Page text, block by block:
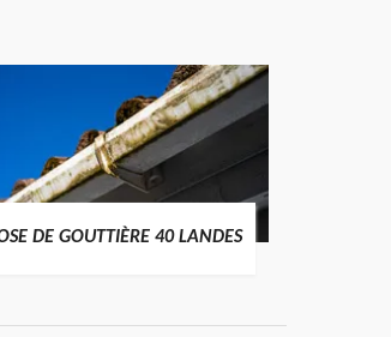
DE GOUTTIÈRE 40 LANDES